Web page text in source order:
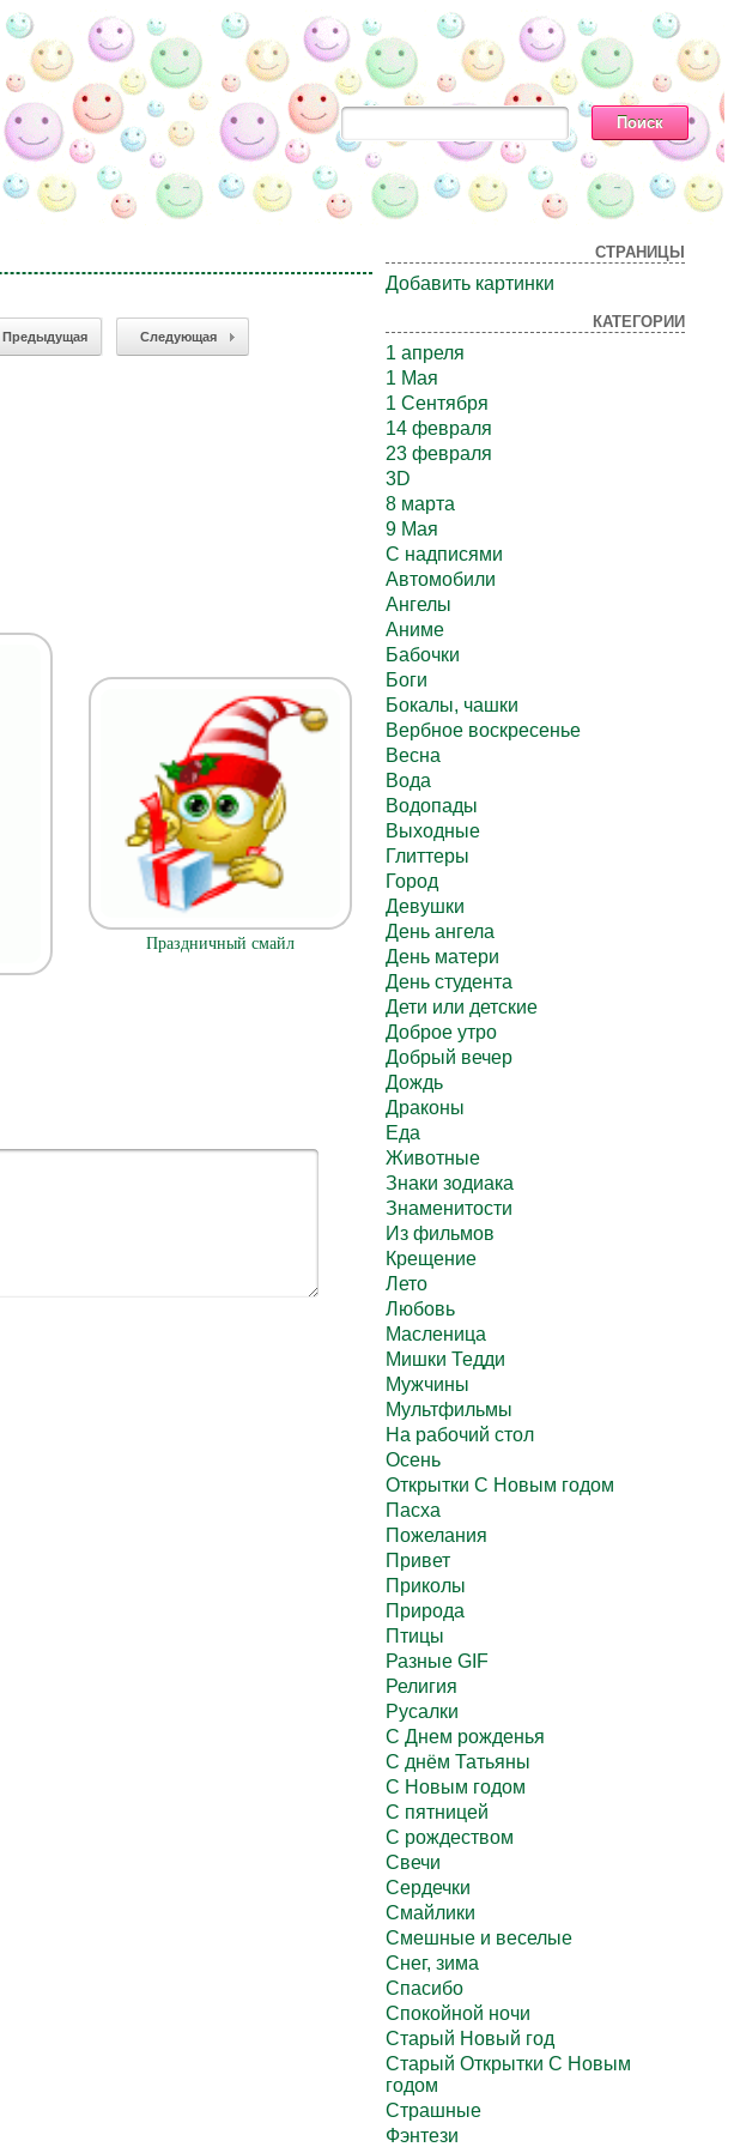
Предыдущая Следующая
Праздничный смайл
СТРАНИЦЫ
Добавить картинки
КАТЕГОРИИ
1 апреля
1 Мая
1 Сентября
14 февраля
23 февраля
3D
8 марта
9 Мая
C надписями
Автомобили
Ангелы
Аниме
Бабочки
Боги
Бокалы, чашки
Вербное воскресенье
Весна
Вода
Водопады
Выходные
Глиттеры
Город
Девушки
День ангела
День матери
День студента
Дети или детские
Доброе утро
Добрый вечер
Дождь
Драконы
Еда
Животные
Знаки зодиака
Знаменитости
Из фильмов
Крещение
Лето
Любовь
Масленица
Мишки Тедди
Мужчины
Мультфильмы
На рабочий стол
Осень
Открытки С Новым годом
Пасха
Пожелания
Привет
Приколы
Природа
Птицы
Разные GIF
Религия
Русалки
С Днем рожденья
С днём Татьяны
С Новым годом
С пятницей
С рождеством
Свечи
Сердечки
Смайлики
Смешные и веселые
Снег, зима
Спасибо
Спокойной ночи
Старый Новый год
Старый Открытки С Новым
годом
Страшные
Фэнтези